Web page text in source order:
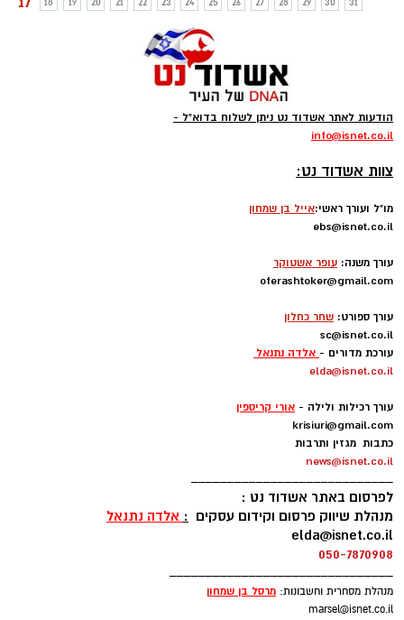
נוסעי מונית שעל פי החשד עשו דרכם לחיסול
חשבונות
הודעות לאתר אשדוד נט ניתן לשלוח בדוא"ל -
info@isnet.co.il
צוות אשדוד נט:
מו"ל ועורך ראשי:אייל בן שמחון
ebs@isnet.co.il
עורך משנה: עופר אשטוקר
oferashtoker@gmail.com
עורך ספורט: שחר כחלון
sc@isnet.co.il
עורכת מדורים - אלדה נתנאל
elda@isnet.co.il
עורך רכילות ולילה - אורי קריספין
krisiuri@gmail.com
כתבות מגזין ותרבות
news@isnet.co.il
____________________________
לפרסום באתר אשדוד נט :
מנהלת שיווק פרסום וקידום עסקים : אלדה נתנאל
elda@isnet.co.il
050-7870908
_______________________________
מנהלת מסחרית וחשבונות: מרסל בן שמחון
marsel@isnet.co.il